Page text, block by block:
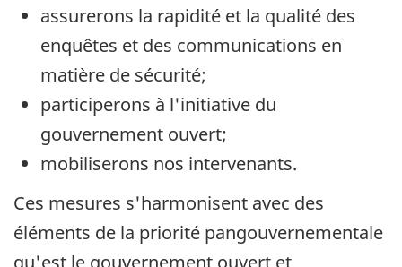
assurerons la rapidité et la qualité des
enquêtes et des communications en
matière de sécurité;
participerons à l'initiative du
gouvernement ouvert;
mobiliserons nos intervenants.
Ces mesures s'harmonisent avec des
éléments de la priorité pangouvernementale